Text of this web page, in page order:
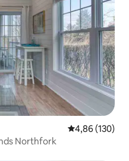
4,86 de uma
4,86 (130)
Northfork